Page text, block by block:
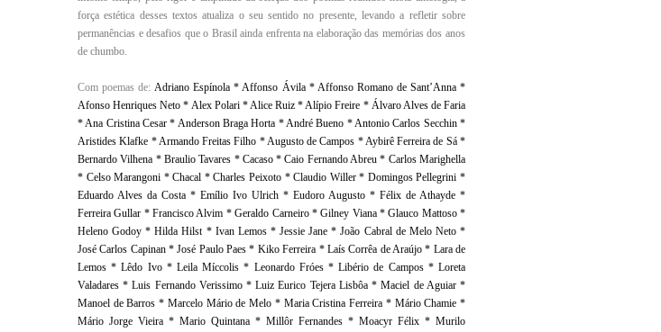
força estética desses textos atualiza o seu sentido no presente, levando a refletir sobre
permanências e desafios que o Brasil ainda enfrenta na elaboração das memórias dos anos
de chumbo.
Com poemas de:Adriano Espínola * Affonso Ávila * Affonso Romano de Sant’Anna *
Afonso Henriques Neto * Alex Polari * Alice Ruiz * Alípio Freire * Álvaro Alves de Faria
* Ana Cristina Cesar * Anderson Braga Horta * André Bueno * Antonio Carlos Secchin *
Aristides Klafke * Armando Freitas Filho * Augusto de Campos * Aybirê Ferreira de Sá *
Bernardo Vilhena * Braulio Tavares * Cacaso * Caio Fernando Abreu * Carlos Marighella
* Celso Marangoni * Chacal * Charles Peixoto * Claudio Willer * Domingos Pellegrini *
Eduardo Alves da Costa * Emílio Ivo Ulrich * Eudoro Augusto * Félix de Athayde *
Ferreira Gullar * Francisco Alvim * Geraldo Carneiro * Gilney Viana * Glauco Mattoso *
Heleno Godoy * Hilda Hilst * Ivan Lemos * Jessie Jane * João Cabral de Melo Neto *
José Carlos Capinan * José Paulo Paes * Kiko Ferreira * Laís Corrêa de Araújo * Lara de
Lemos * Lêdo Ivo * Leila Míccolis * Leonardo Fróes * Libério de Campos * Loreta
Valadares * Luis Fernando Verissimo * Luiz Eurico Tejera Lisbôa * Maciel de Aguiar *
Manoel de Barros * Marcelo Mário de Melo * Maria Cristina Ferreira * Mário Chamie *
Mário Jorge Vieira * Mario Quintana * Millôr Fernandes * Moacyr Félix * Murilo